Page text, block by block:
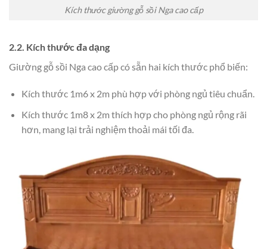
Kích thước giường gỗ sồi Nga cao cấp
2.2. Kích thước đa dạng
Giường gỗ sồi Nga cao cấp có sẵn hai kích thước phổ biến:
Kích thước 1m6 x 2m phù hợp với phòng ngủ tiêu chuẩn.
Kích thước 1m8 x 2m thích hợp cho phòng ngủ rộng rãi
hơn, mang lại trải nghiệm thoải mái tối đa.